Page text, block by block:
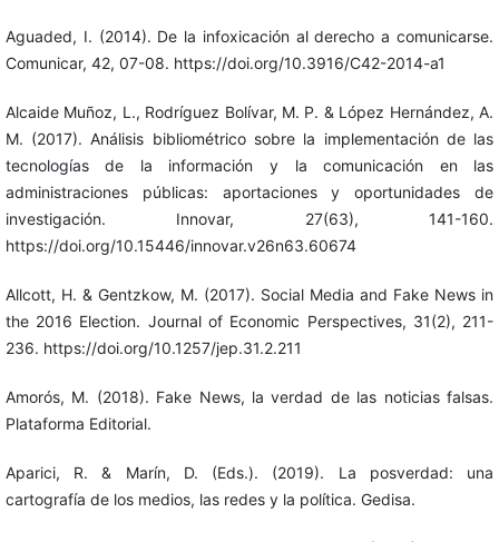
Aguaded, I. (2014). De la infoxicación al derecho a comunicarse.
Comunicar, 42, 07-08. https://doi.org/10.3916/C42-2014-a1
Alcaide Muñoz, L., Rodríguez Bolívar, M. P. & López Hernández, A.
M. (2017). Análisis bibliométrico sobre la implementación de las
tecnologías de la información y la comunicación en las
administraciones públicas: aportaciones y oportunidades de
investigación. Innovar, 27(63), 141-160.
https://doi.org/10.15446/innovar.v26n63.60674
Allcott, H. & Gentzkow, M. (2017). Social Media and Fake News in
the 2016 Election. Journal of Economic Perspectives, 31(2), 211-
236. https://doi.org/10.1257/jep.31.2.211
Amorós, M. (2018). Fake News, la verdad de las noticias falsas.
Plataforma Editorial.
Aparici, R. & Marín, D. (Eds.). (2019). La posverdad: una
cartografía de los medios, las redes y la política. Gedisa.